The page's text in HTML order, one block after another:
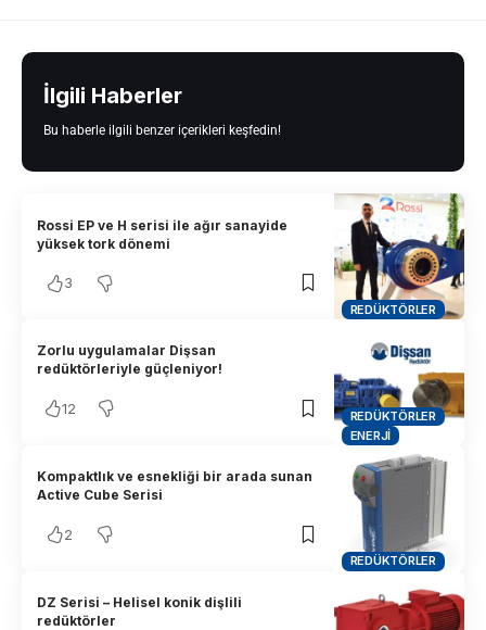
İlgili Haberler
Bu haberle ilgili benzer içerikleri keşfedin!
REDÜKTÖRLER
Rossi EP ve H serisi ile ağır sanayide
yüksek tork dönemi
3
REDÜKTÖRLER
ENERJI
Zorlu uygulamalar Dişsan
redüktörleriyle güçleniyor!
12
REDÜKTÖRLER
Kompaktlık ve esnekliği bir arada sunan
Active Cube Serisi
2
DZ Serisi – Helisel konik dişlili
redüktörler